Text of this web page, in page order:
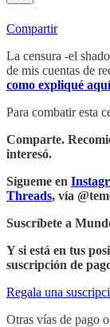
Compartir
La censura -el
de mis cuentas de
como expliqué aquí
Para combatir esta
Comparte.
interesó.
Sígueme en
Threads, vía
Suscríbete a
Y si está en tus
suscripción de
Regala una
Otras vías de pago